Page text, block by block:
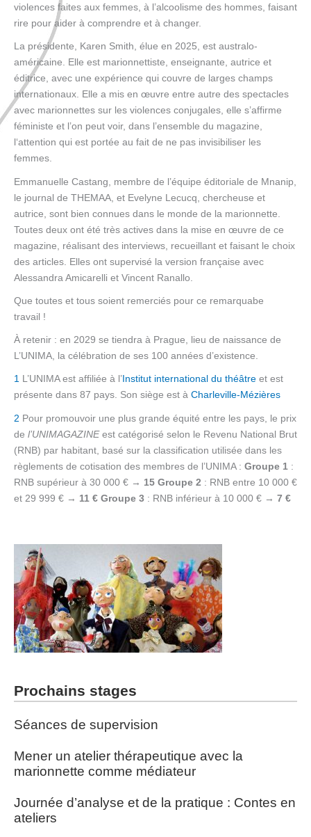
violences faites aux femmes, à l’alcoolisme des hommes, faisant
rire pour aider à comprendre et à changer.
La présidente, Karen Smith, élue en 2025, est australo-
américaine. Elle est marionnettiste, enseignante, autrice et
éditrice, avec une expérience qui couvre de larges champs
internationaux. Elle a mis en œuvre entre autre des spectacles
avec marionnettes sur les violences conjugales, elle s’affirme
féministe et l’on peut voir, dans l’ensemble du magazine,
l‘attention qui est portée au fait de ne pas invisibiliser les
femmes.
Emmanuelle Castang, membre de l’équipe éditoriale de Mnanip,
le journal de THEMAA, et Evelyne Lecucq, chercheuse et
autrice, sont bien connues dans le monde de la marionnette.
Toutes deux ont été très actives dans la mise en œuvre de ce
magazine, réalisant des interviews, recueillant et faisant le choix
des articles. Elles ont supervisé la version française avec
Alessandra Amicarelli et Vincent Ranallo.
Que toutes et tous soient remerciés pour ce remarquabe
travail !
À retenir : en 2029 se tiendra à Prague, lieu de naissance de
L’UNIMA, la célébration de ses 100 années d’existence.
1 L’UNIMA est affiliée à l’ Institut international du théâtre et est
présente dans 87 pays. Son siège est à Charleville-Mézières
2 Pour promouvoir une plus grande équité entre les pays, le prix
de l’UNIMAGAZINEest catégorisé selon le Revenu National Brut
(RNB) par habitant, basé sur la classification utilisée dans les
règlements de cotisation des membres de l’UNIMA : Groupe 1 :
RNB supérieur à 30 000 € → 15 Groupe 2 : RNB entre 10 000 €
et 29 999 € → 11 € Groupe 3 : RNB inférieur à 10 000 € → 7 €
Prochains stages
Séances de supervision
Mener un atelier thérapeutique avec la
marionnette comme médiateur
Journée d’analyse et de la pratique : Contes en
ateliers